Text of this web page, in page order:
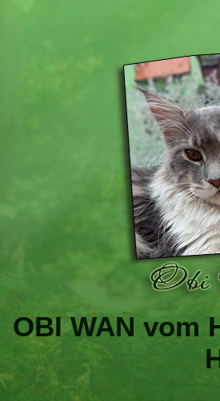
OBI WAN vom